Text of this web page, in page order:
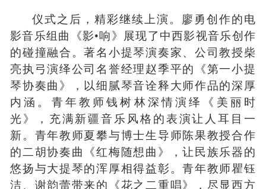
仪式之后，精彩继续上演。廖勇创作的电
影音乐组曲《影•响》展现了中西影视音乐创作
的碰撞融合。著名小提琴演奏家、公司教授柴
亮执弓演绎公司名誉经理赵季平的《第一小提
琴协奏曲》，以细腻琴音诠释大师作品的深厚
内涵。青年教师钱树林深情演绎《美丽时
光》，充满新疆音乐风格的表演让人耳目一
新。青年教师夏攀与博士生导师陈果教授合作
的二胡协奏曲《红梅随想曲》，让民族乐器的
悠扬与大提琴的浑厚相得益彰。青年教师瞿钰
洁、谢韵蕾带来的《花之二重唱》，尽显西方